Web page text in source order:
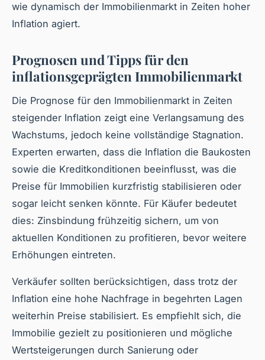
wie dynamisch der Immobilienmarkt in Zeiten hoher
Inflation agiert.
Prognosen und Tipps für den
inflationsgeprägten Immobilienmarkt
Die Prognose für den Immobilienmarkt in Zeiten
steigender Inflation zeigt eine Verlangsamung des
Wachstums, jedoch keine vollständige Stagnation.
Experten erwarten, dass die Inflation die Baukosten
sowie die Kreditkonditionen beeinflusst, was die
Preise für Immobilien kurzfristig stabilisieren oder
sogar leicht senken könnte. Für Käufer bedeutet
dies: Zinsbindung frühzeitig sichern, um von
aktuellen Konditionen zu profitieren, bevor weitere
Erhöhungen eintreten.
Verkäufer sollten berücksichtigen, dass trotz der
Inflation eine hohe Nachfrage in begehrten Lagen
weiterhin Preise stabilisiert. Es empfiehlt sich, die
Immobilie gezielt zu positionieren und mögliche
Wertsteigerungen durch Sanierung oder